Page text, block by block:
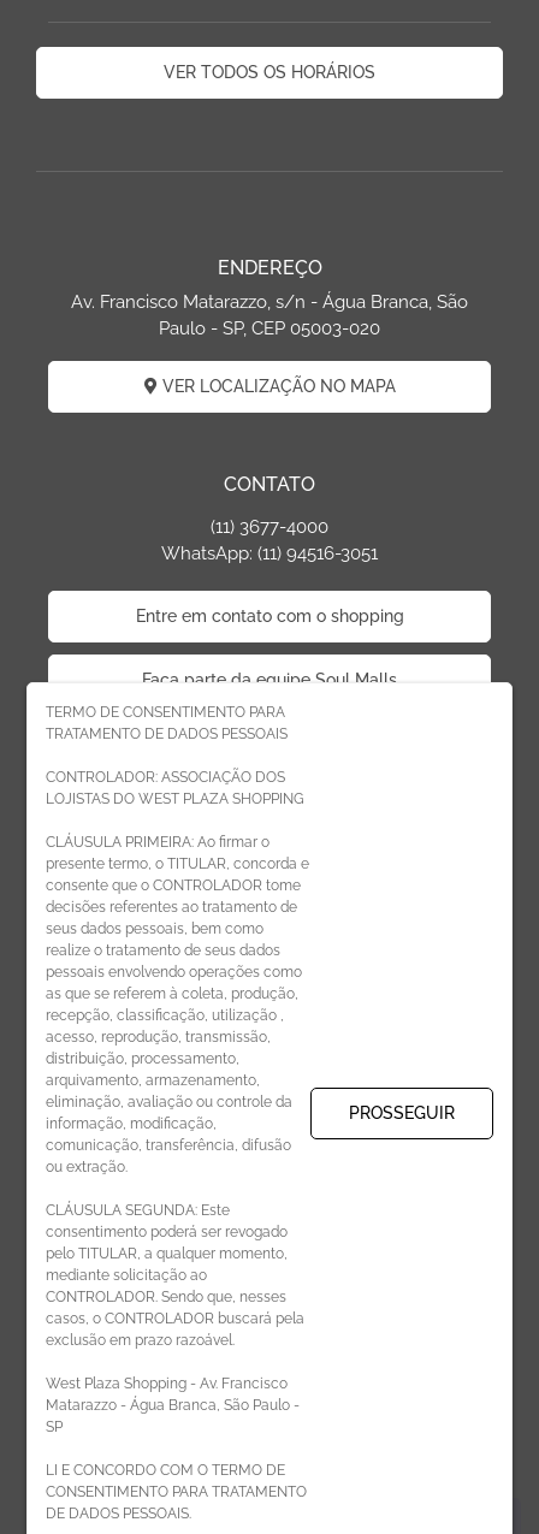
TERMO DE CONSENTIMENTO PARA
TRATAMENTO DE DADOS PESSOAIS
CONTROLADOR: ASSOCIAÇÃO DOS
LOJISTAS DO WEST PLAZA SHOPPING
CLÁUSULA PRIMEIRA: Ao firmar o
presente termo, o TITULAR, concorda e
consente que o CONTROLADOR tome
decisões referentes ao tratamento de
seus dados pessoais, bem como
realize o tratamento de seus dados
pessoais envolvendo operações como
as que se referem à coleta, produção,
recepção, classificação, utilização ,
acesso, reprodução, transmissão,
distribuição, processamento,
arquivamento, armazenamento,
eliminação, avaliação ou controle da
informação, modificação,
comunicação, transferência, difusão
ou extração.
CLÁUSULA SEGUNDA: Este
consentimento poderá ser revogado
pelo TITULAR, a qualquer momento,
mediante solicitação ao
CONTROLADOR. Sendo que, nesses
casos, o CONTROLADOR buscará pela
exclusão em prazo razoável.
West Plaza Shopping - Av. Francisco
Matarazzo - Água Branca, São Paulo -
SP
LI E CONCORDO COM O TERMO DE
CONSENTIMENTO PARA TRATAMENTO
DE DADOS PESSOAIS.
PROSSEGUIR
VER TODOS OS HORÁRIOS
ENDEREÇO
Av. Francisco Matarazzo, s/n - Água Branca, São
Paulo - SP, CEP 05003-020
VER LOCALIZAÇÃO NO MAPA
CONTATO
(11) 3677-4000
WhatsApp: (11) 94516-3051
Entre em contato com o shopping
Faça parte da equipe Soul Malls
Faça parte da equipe West Plaza
Politica de privacidade
Código de Ética de Parceiros
CADASTRE-SE
Receba novidades por e-mail:
CADASTRAR